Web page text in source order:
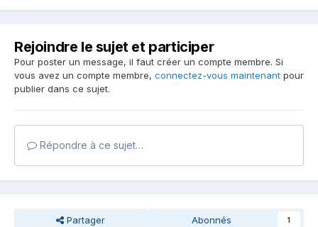
Rejoindre le sujet et participer
Pour poster un message, il faut créer un compte membre. Si
vous avez un compte membre, connectez-vous maintenant pour
publier dans ce sujet.
Répondre à ce sujet…
Partager Abonnés 1